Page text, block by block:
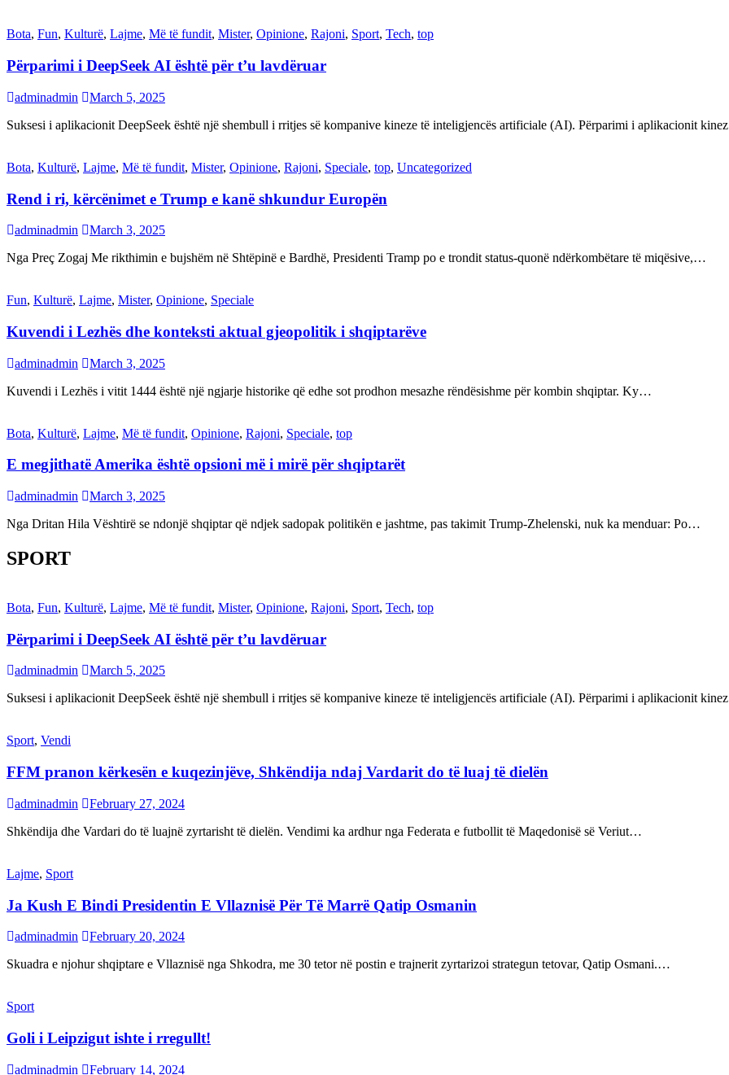
Bota, Fun, Kulturë, Lajme, Më të fundit, Mister, Opinione, Rajoni, Sport, Tech, top
Përparimi i DeepSeek AI është për t’u lavdëruar
adminadmin
March 5, 2025
Suksesi i aplikacionit DeepSeek është një shembull i rritjes së kompanive kineze të inteligjencës artificiale (AI). Përparimi i aplikacionit
Bota, Kulturë, Lajme, Më të fundit, Mister, Opinione, Rajoni, Speciale, top, Uncategorized
Rend i ri, kërcënimet e Trump e kanë shkundur Europën
adminadmin
March 3, 2025
Nga Preç Zogaj Me rikthimin e bujshëm në Shtëpinë e Bardhë, Presidenti Tramp po e trondit status-quonë ndërkombëtare të miqësive,…
Fun, Kulturë, Lajme, Mister, Opinione, Speciale
Kuvendi i Lezhës dhe konteksti aktual gjeopolitik i shqiptarëve
adminadmin
March 3, 2025
Kuvendi i Lezhës i vitit 1444 është një ngjarje historike që edhe sot prodhon mesazhe rëndësishme për kombin shqiptar. Ky…
Bota, Kulturë, Lajme, Më të fundit, Opinione, Rajoni, Speciale, top
E megjithatë Amerika është opsioni më i mirë për shqiptarët
adminadmin
March 3, 2025
Nga Dritan Hila Vështirë se ndonjë shqiptar që ndjek sadopak politikën e jashtme, pas takimit Trump-Zhelenski, nuk ka menduar: Po…
SPORT
Bota, Fun, Kulturë, Lajme, Më të fundit, Mister, Opinione, Rajoni, Sport, Tech, top
Përparimi i DeepSeek AI është për t’u lavdëruar
adminadmin
March 5, 2025
Suksesi i aplikacionit DeepSeek është një shembull i rritjes së kompanive kineze të inteligjencës artificiale (AI). Përparimi i aplikacionit
Sport, Vendi
FFM pranon kërkesën e kuqezinjëve, Shkëndija ndaj Vardarit do të luaj të dielën
adminadmin
February 27, 2024
Shkëndija dhe Vardari do të luajnë zyrtarisht të dielën. Vendimi ka ardhur nga Federata e futbollit të Maqedonisë së Veriut…
Lajme, Sport
Ja Kush E Bindi Presidentin E Vllaznisë Për Të Marrë Qatip Osmanin
adminadmin
February 20, 2024
Skuadra e njohur shqiptare e Vllaznisë nga Shkodra, me 30 tetor në postin e trajnerit zyrtarizoi strategun tetovar, Qatip Osmani.…
Sport
Goli i Leipzigut ishte i rregullt!
adminadmin February 14, 2024